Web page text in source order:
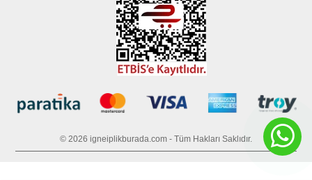
© 2026 igneiplikburada.com - Tüm Hakları Saklıdır.